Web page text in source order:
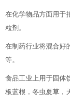
在化学物品方面用于
粒剂。
在制药行业将混合好
等。
食品工业上用于固体
板蓝根，冬虫夏草，